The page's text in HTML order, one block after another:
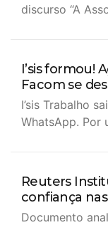
discurso “A
I’sis formou!
Facom se
I’sis Trabalho
WhatsApp. Por
Reuters
confiança
Documento